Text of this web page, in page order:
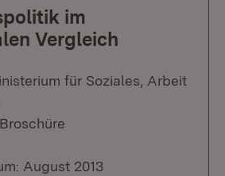
im
Vergleich
für Soziales, Arbeit
August 2013